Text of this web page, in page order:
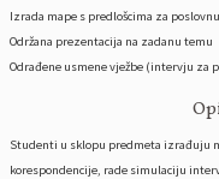
Izrada mape s predlošcima za
Održana prezentacija na zadanu temu
Odrađene usmene vježbe (intervju za
Studenti u sklopu predmeta izrađuju
korespondencije, rade simulaciju